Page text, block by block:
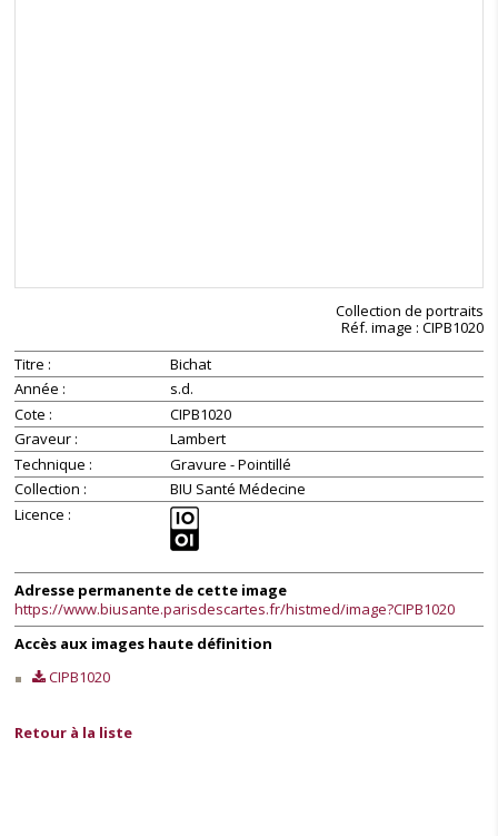
Collection de portraits
Réf. image : CIPB1020
Titre
Bichat
Année
s.d.
Cote
CIPB1020
Graveur
Lambert
Technique
Gravure - Pointillé
Collection
BIU Santé Médecine
Licence
Adresse permanente de cette image
https://www.biusante.parisdescartes.fr/histmed/image?CIPB1020
Accès aux images haute définition
CIPB1020
Retour à la liste